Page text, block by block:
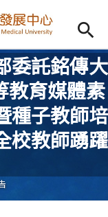
Open
Open
Open
Open
Open
委託銘傳大
教育媒體素
種子教師培
校教師踴躍